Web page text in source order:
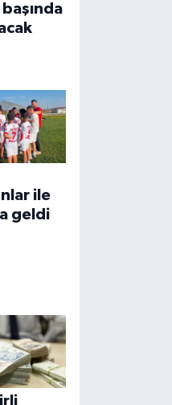
başında
ile
geldi